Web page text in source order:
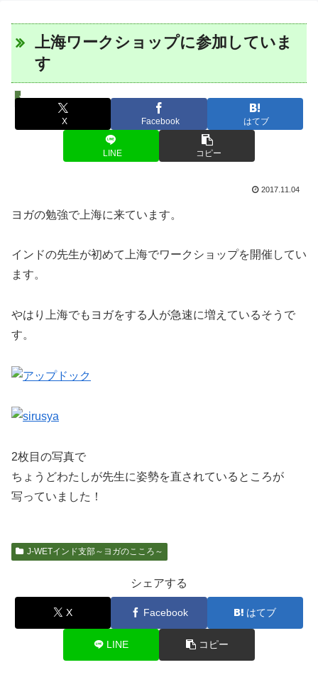
上海ワークショップに参加していま
す
J-WETインド支部～ヨガのこころ～
X Facebook はてブ
LINE コピー
2017.11.04
ヨガの勉強で上海に来ています。
インドの先生が初めて上海でワークショップを開催してい
ます。
やはり上海でもヨガをする人が急速に増えているそうで
す。
2枚目の写真で
ちょうどわたしが先生に姿勢を直されているところが
写っていました！
J-WETインド支部～ヨガのこころ～
シェアする
X Facebook はてブ
LINE コピー